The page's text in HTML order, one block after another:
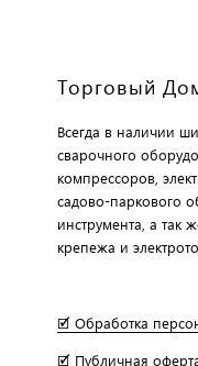
Торговый
Всегда в наличии
сварочного
компрессоров,
садово-паркового
инструмента, а так
крепежа и
🗹 Обработка
🗹 Публичная